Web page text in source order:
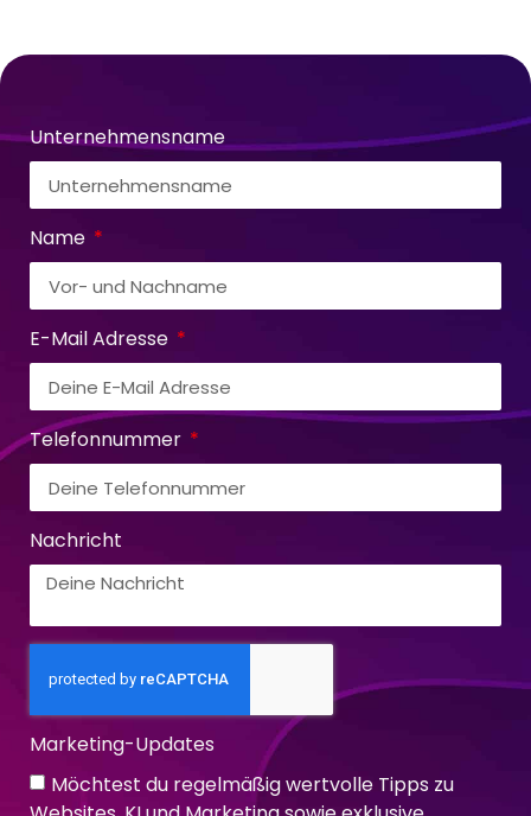
Unternehmensname
Name
E-Mail Adresse
Telefonnummer
Nachricht
Marketing-Updates
Möchtest du regelmäßig wertvolle Tipps zu